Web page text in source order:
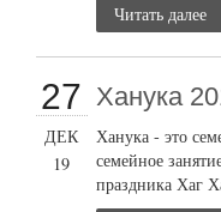
Читать далее
27
ДЕК
19
Ханука
Ханука - это
семейное
праздника Хаг